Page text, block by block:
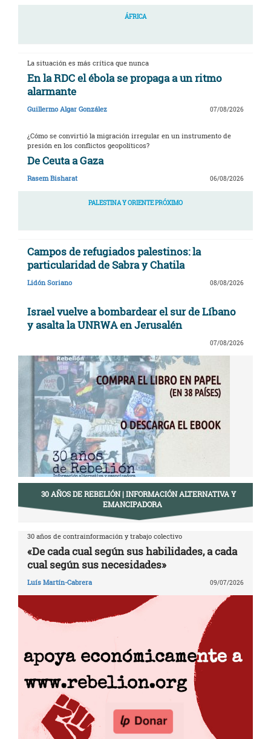
ÁFRICA
La situación es más crítica que nunca
En la RDC el ébola se propaga a un ritmo
alarmante
Guillermo Algar González 07/08/2026
¿Cómo se convirtió la migración irregular en un instrumento de
presión en los conflictos geopolíticos?
De Ceuta a Gaza
Rasem Bisharat 06/08/2026
PALESTINA Y ORIENTE PRÓXIMO
Campos de refugiados palestinos: la
particularidad de Sabra y Chatila
Lidón Soriano 08/08/2026
Israel vuelve a bombardear el sur de Líbano
y asalta la UNRWA en Jerusalén
07/08/2026
30 AÑOS DE REBELIÓN | INFORMACIÓN ALTERNATIVA Y
EMANCIPADORA
30 años de contrainformación y trabajo colectivo
«De cada cual según sus habilidades, a cada
cual según sus necesidades»
Luís Martín-Cabrera 09/07/2026